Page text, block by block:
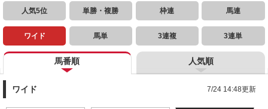
人気5位 単勝・複勝 枠連 馬連
ワイド 馬単 3連複 3連単
馬番順 人気順
ワイド 7/24 14:48更新